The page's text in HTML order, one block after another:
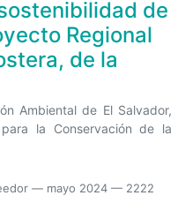
de
Regional
de la
Ambiental de El Salvador,
la Conservación de la
— mayo 2024 — 2222